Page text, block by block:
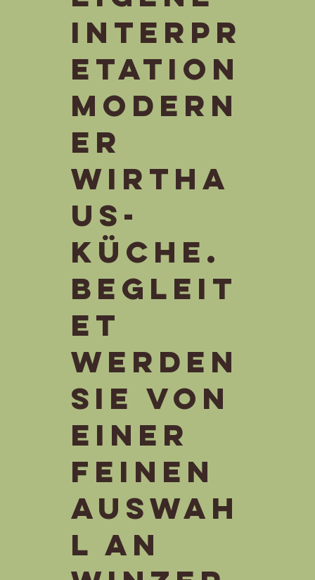
Interpr
etation
modern
er
Wirtha
us-
Küche.
Begleit
et
werden
sie von
einer
feinen
Auswah
l an